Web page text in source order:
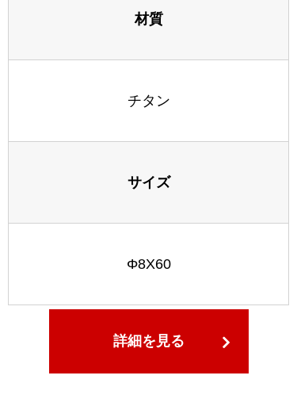
材質
チタン
サイズ
Φ8X60
詳細を見る